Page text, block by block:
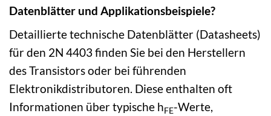
Datenblätter und Applikationsbeispiele?
Detaillierte technische Datenblätter (Datasheets)
für den 2N 4403 finden Sie bei den Herstellern
des Transistors oder bei führenden
Elektronikdistributoren. Diese enthalten oft
Informationen über typische hFE-Werte,